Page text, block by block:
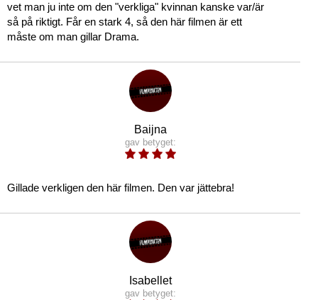
vet man ju inte om den "verkliga" kvinnan kanske var/är
så på riktigt. Får en stark 4, så den här filmen är ett
måste om man gillar Drama.
Baijna
gav betyget:
Gillade verkligen den här filmen. Den var jättebra!
Isabellet
gav betyget: